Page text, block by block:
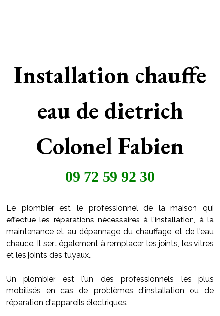
Installation chauffe
eau de dietrich
Colonel Fabien
09 72 59 92 30
Le plombier est le professionnel de la maison qui
effectue les réparations nécessaires à l'installation, à la
maintenance et au dépannage du chauffage et de l'eau
chaude. Il sert également à remplacer les joints, les vitres
et les joints des tuyaux..
Un plombier est l'un des professionnels les plus
mobilisés en cas de problèmes d'installation ou de
réparation d'appareils électriques.